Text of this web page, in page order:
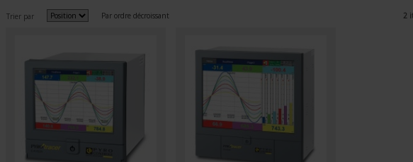
Trier par Par ordre décroissant 2